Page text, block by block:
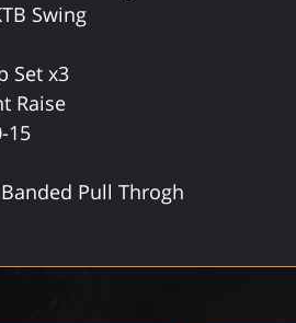
Swing
Set x3
Raise
15
Pull Throgh